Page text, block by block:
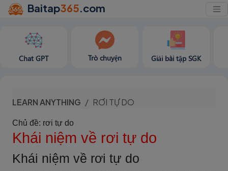
Baitap365.com
Chat GPT Trò chuyện Giải bài tập SGK
LEARN ANYTHING RƠI TỰ DO
Chủ đề: rơi tự do
Khái niệm về rơi tự do
Khái niệm về rơi tự do